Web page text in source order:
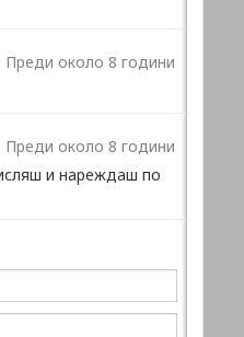
Преди около 8 години
Преди около 8 години
и нареждаш по